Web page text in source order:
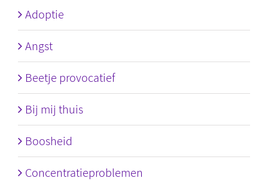
Adoptie
Angst
Beetje provocatief
Bij mij thuis
Boosheid
Concentratieproblemen